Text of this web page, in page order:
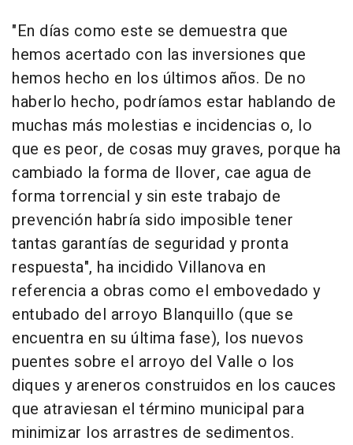
"En días como este se demuestra que
hemos acertado con las inversiones que
hemos hecho en los últimos años. De no
haberlo hecho, podríamos estar hablando de
muchas más molestias e incidencias o, lo
que es peor, de cosas muy graves, porque ha
cambiado la forma de llover, cae agua de
forma torrencial y sin este trabajo de
prevención habría sido imposible tener
tantas garantías de seguridad y pronta
respuesta", ha incidido Villanova en
referencia a obras como el embovedado y
entubado del arroyo Blanquillo (que se
encuentra en su última fase), los nuevos
puentes sobre el arroyo del Valle o los
diques y areneros construidos en los cauces
que atraviesan el término municipal para
minimizar los arrastres de sedimentos.